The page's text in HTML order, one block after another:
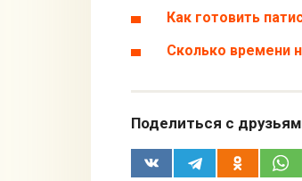
Как готовить
Сколько времени
Поделиться с